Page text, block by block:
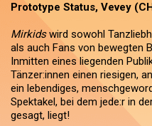
Prototype Status, Vevey
Mirkidswird sowohl
als auch Fans von bewegten
Inmitten eines liegenden
Tänzer:innen einen riesigen,
ein lebendiges,
Spektakel, bei dem jede:r in
gesagt, liegt!